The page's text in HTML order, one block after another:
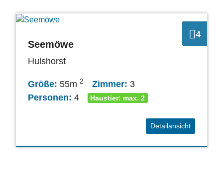
Seemöwe
Hulshorst
Größe: 55m 2 Zimmer: 3
Personen: 4 Haustier: max. 2
Detailansicht
4